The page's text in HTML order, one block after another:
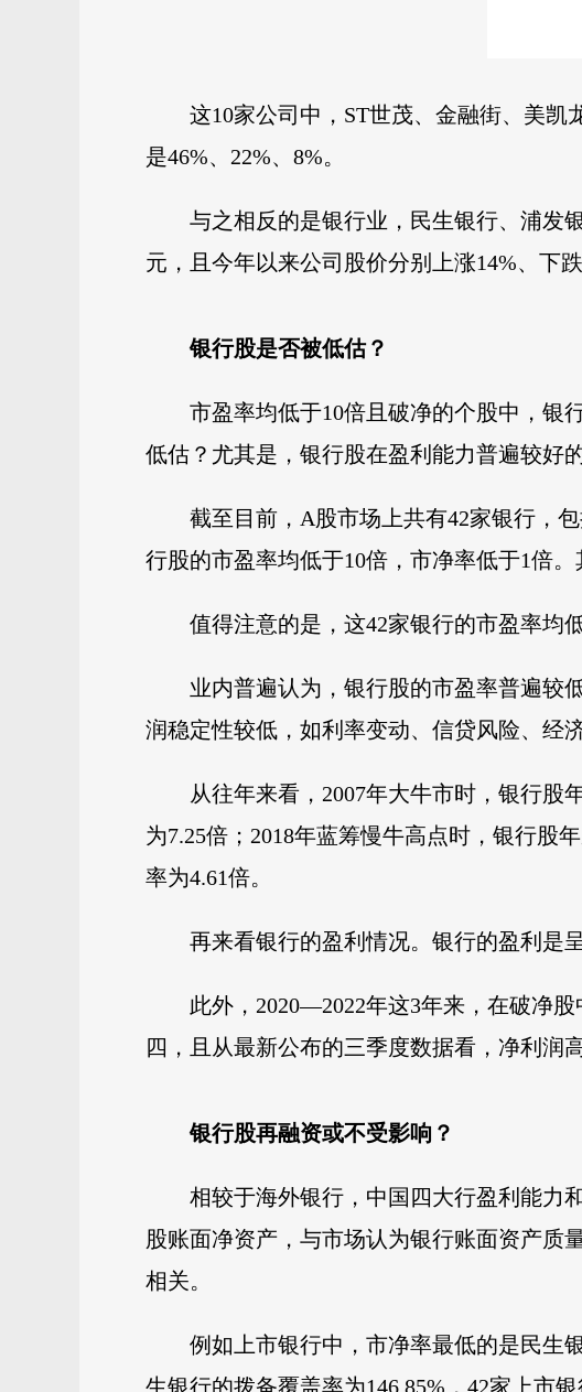
这10家公司中，ST世茂、金融街、美凯
是46%、22%、8%。
与之相反的是银行业，民生银行、浦发
元，且今年以来公司股价分别上涨14%、下跌
银行股是否被低估？
市盈率均低于10倍且破净的个股中，
低估？尤其是，银行股在盈利能力普遍较好
截至目前，A股市场上共有42家银行，
行股的市盈率均低于10倍，市净率低于1倍
值得注意的是，这42家银行的市盈率均
业内普遍认为，银行股的市盈率普遍较
润稳定性较低，如利率变动、信贷风险、经
从往年来看，2007年大牛市时，银行股
为7.25倍；2018年蓝筹慢牛高点时，银行股
率为4.61倍。
再来看银行的盈利情况。银行的盈利是
此外，2020—2022年这3年来，在破净
四，且从最新公布的三季度数据看，净利润
银行股再融资或不受影响？
相较于海外银行，中国四大行盈利能力
股账面净资产，与市场认为银行账面资产质
相关。
例如上市银行中，市净率最低的是民生
生银行的拨备覆盖率为146.85%，42家上市